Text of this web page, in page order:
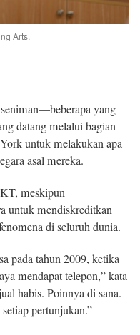
Arts.
yang
datang melalui bagian
untuk melakukan apa
asal mereka.
meskipun
untuk mendiskreditkan
di seluruh dunia.
pada tahun 2009, ketika
mendapat telepon,” kata
habis. Poinnya di sana.
pertunjukan.”